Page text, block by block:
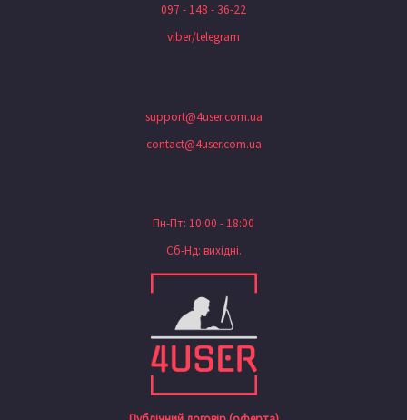
097 - 148 - 36-22
viber/telegram
support@4user.com.ua
contact@4user.com.ua
Пн-Пт: 10:00 - 18:00
Сб-Нд: вихідні.